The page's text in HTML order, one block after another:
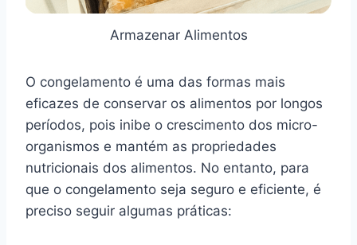
Armazenar Alimentos
O congelamento é uma das formas mais
eficazes de conservar os alimentos por longos
períodos, pois inibe o crescimento dos micro-
organismos e mantém as propriedades
nutricionais dos alimentos. No entanto, para
que o congelamento seja seguro e eficiente, é
preciso seguir algumas práticas: